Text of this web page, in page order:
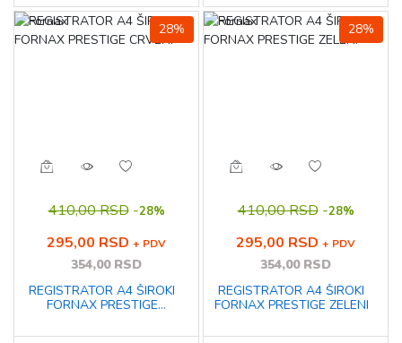
28%
410,00 RSD-28%
295,00 RSD + PDV
354,00 RSD
REGISTRATOR A4 ŠIROKI
FORNAX PRESTIGE
28%
410,00 RSD-28%
295,00 RSD + PDV
354,00 RSD
REGISTRATOR A4 ŠIROKI
FORNAX PRESTIGE ZELENI